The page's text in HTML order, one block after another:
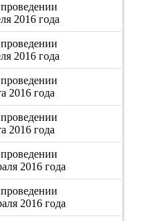
2016 года
2016 года
2016 года
2016 года
2016 года
2016 года